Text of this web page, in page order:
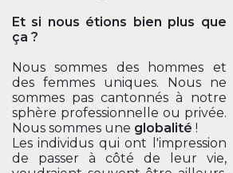
Et si nous étions bien plus que
ça ?
Nous sommes des hommes et
des femmes uniques. Nous ne
sommes pas cantonnés à notre
sphère professionnelle ou privée.
Nous sommes une globalité !
Les individus qui ont l'impression
de passer à côté de leur vie,